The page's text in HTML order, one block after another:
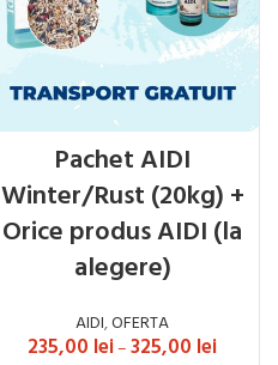
Pachet AIDI
Winter/Rust (20kg) +
Orice produs AIDI (la
alegere)
AIDI,OFERTA
235,00 lei–325,00 lei